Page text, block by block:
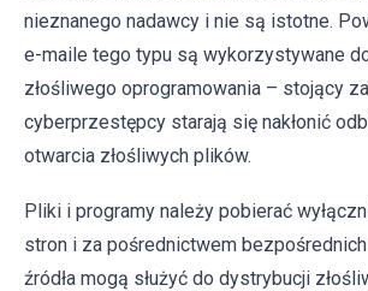
nieznanego nadawcy i nie są istotne.
e-maile tego typu są wykorzystywane
złośliwego oprogramowania – stojący
cyberprzestępcy starają się nakłonić
otwarcia złośliwych plików.
Pliki i programy należy pobierać
stron i za pośrednictwem
źródła mogą służyć do dystrybucji